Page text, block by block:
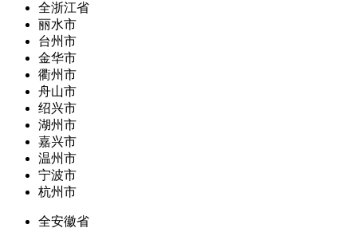
全浙江省
丽水市
台州市
金华市
衢州市
舟山市
绍兴市
湖州市
嘉兴市
温州市
宁波市
杭州市
全安徽省